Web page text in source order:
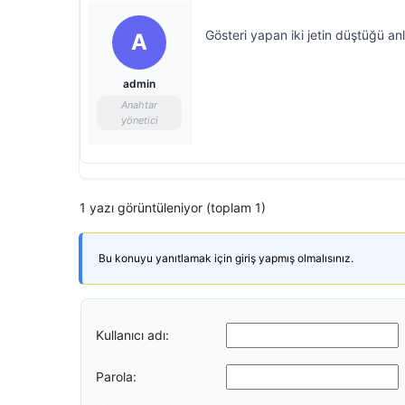
A
admin
Anahtar
yönetici
Gösteri yapan iki jetin düştüğü
1 yazı görüntüleniyor (toplam 1)
Bu konuyu yanıtlamak için giriş yapmış olmalısınız.
Kullanıcı adı:
Parola: